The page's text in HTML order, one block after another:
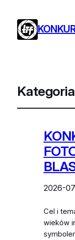
2026-
Cel i
wieków